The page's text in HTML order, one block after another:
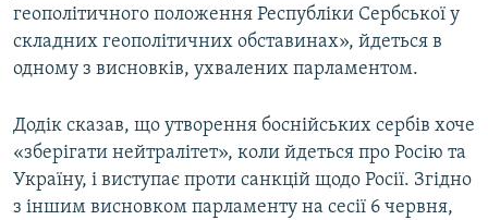
геополітичного положення Республіки Сербської у
складних геополітичних обставинах», йдеться в
одному з висновків, ухвалених парламентом.
Додік сказав, що утворення боснійських сербів хоче
«зберігати нейтралітет», коли йдеться про Росію та
Україну, і виступає проти санкцій щодо Росії. Згідно
з іншим висновком парламенту на сесії 6 червня,